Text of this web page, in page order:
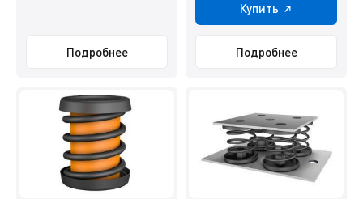
Подробнее
Купить
Подробнее